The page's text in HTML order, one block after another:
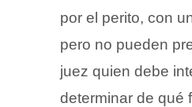
por el perito, con
pero no pueden
juez quien debe
determinar de qué